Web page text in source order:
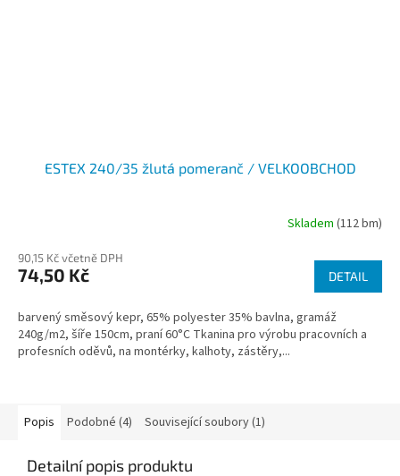
ESTEX 240/35 žlutá pomeranč / VELKOOBCHOD
Skladem (112 bm)
90,15 Kč včetně DPH
74,50 Kč DETAIL
barvený směsový kepr, 65% polyester 35% bavlna, gramáž
240g/m2, šíře 150cm, praní 60°C Tkanina pro výrobu pracovních a
profesních oděvů, na montérky, kalhoty, zástěry,...
Popis Podobné (4) Související soubory (1)
Detailní popis produktu